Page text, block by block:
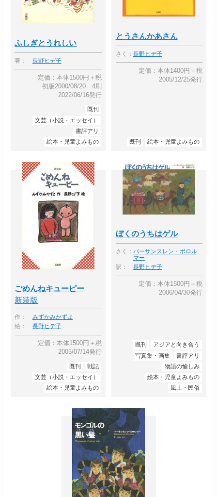
ふしぎとうれしい
著： 長野ヒデ子
定価：本体1500円＋税
初版2000/08/20 4刷
2022/06/16発行
既刊
文芸（小説・エッセイ）
書評アリ
絵本・児童よみもの
とうさんかあさん
さく： 長野ヒデ子
定価：本体1400円＋税
2005/12/25発行
既刊 絵本・児童よみもの
ごめんねキューピー
新装版
作：
みずかみかずよ
絵：
長野ヒデ子
定価：本体1500円＋税
2005/07/14発行
既刊
戦記
文芸（小説・エッセイ）
絵本・児童よみもの
ぼくのうちはゲル
さく： バーサンスレン・ボロル
マー
訳：
長野ヒデ子
定価：本体1500円＋税
2006/04/30発行
既刊
アジアと向き合う
写真集・画集
書評アリ
物語の愉しみ
絵本・児童よみもの
風土・民俗